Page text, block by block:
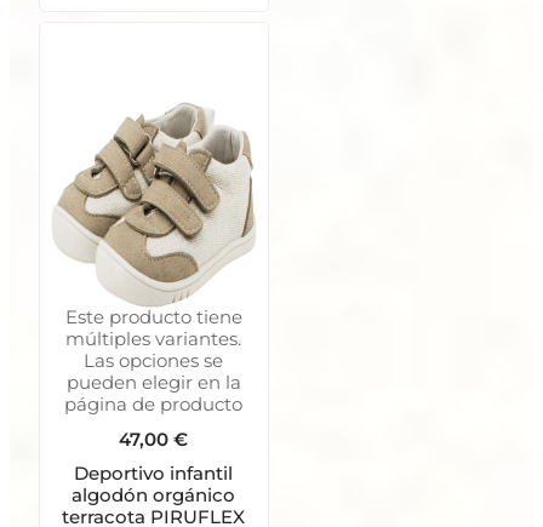
Este producto tiene
múltiples variantes.
Las opciones se
pueden elegir en la
página de producto
47,00€
Deportivo infantil
algodón orgánico
terracota PIRUFLEX